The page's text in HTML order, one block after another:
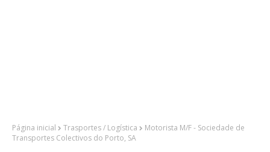
Página inicial Trasportes / Logística
Motorista M/F - Sociedade de
Transportes Colectivos do Porto, SA